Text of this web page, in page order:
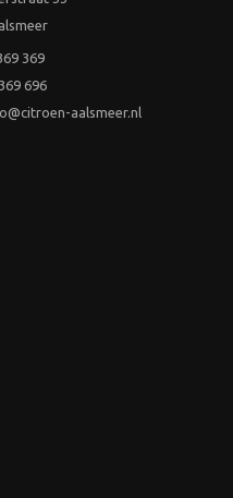
369
696
aalsmeer.nl